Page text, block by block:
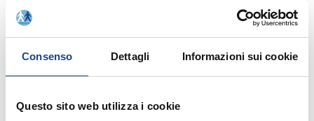
Consenso Dettagli Informazioni sui cookie
Questo sito web utilizza i cookie
Rinnovo adesione Soci Individuali anno 2021
GIMIGLIANO Roberto- Esperto ANUSCA